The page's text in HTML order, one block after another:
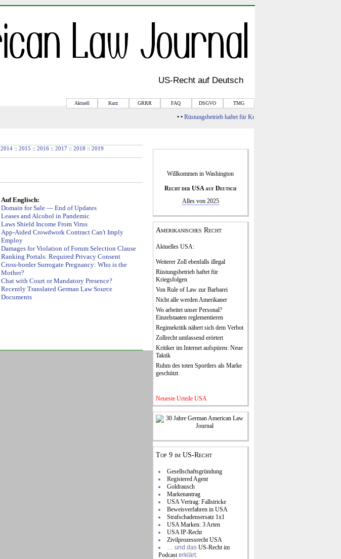
US-Rechtauf Deutsch
Aktuell Kurz GRRR FAQ DSGVO TMG
Rüstungsbetrieb haftet für Kriegsfolgen
2014 :: 2015 :: 2016 :: 2017 :: 2018 :: 2019
AufEnglisch:
Domain for Sale — End of Updates
Leases and Alcohol in Pandemic
Laws Shield Income From Virus
App-Aided Crowdwork Contract Can't Imply
Employ
Damages for Violation of Forum Selection Clause
Ranking Portals: Required Privacy Consent
Cross-border Surrogate Pregnancy: Who is the
Mother?
Chat with Court or Mandatory Presence?
Recently Translated German Law Source
Documents
Willkommen in Washington
Recht der USA auf Deutsch
Alles von 2025
Amerikanisches Recht
Aktuelles USA:
Weiterer Zoll ebenfalls illegal
Rüstungsbetrieb haftet für
Kriegsfolgen
Von Rule of Law zur Barbarei
Nicht alle werden Amerikaner
Wo arbeitet unser Personal?
Einzelstaaten reglementieren
Regimekritik nähert sich dem Verbot
Zollrecht umfassend erörtert
Kritiker im Internet aufspüren: Neue
Taktik
Ruhm des toten Sportlers als Marke
geschützt
Neueste Urteile USA
Top 9 im US-Recht
Gesellschaftsgründung
Registered Agent
Goldrausch
Markenantrag
USA Vertrag: Fallstricke
Beweisverfahren in USA
Strafschadensersatz 1x1
USA Marken: 3 Arten
USA IP-Recht
Zivilprozessrecht USA
… und dasUS-Recht im
Podcast erklärt.